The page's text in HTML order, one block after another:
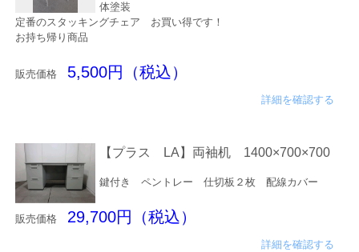
体塗装
定番のスタッキングチェア お買い得です！
お持ち帰り商品
販売価格 5,500円（税込）
詳細を確認する
【プラス LA】両袖机 1400×700×700
鍵付き ペントレー 仕切板２枚 配線カバー
販売価格 29,700円（税込）
詳細を確認する